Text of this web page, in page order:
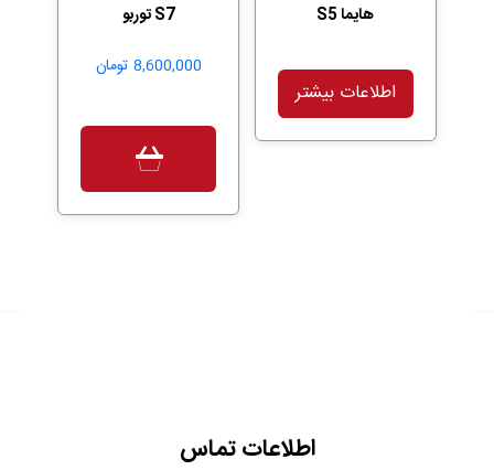
هایما S5
اطلاعات بیشتر
S7 توربو
8,600,000 تومان
اطلاعات تماس